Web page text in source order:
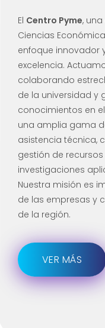
El Centro Pyme,
Ciencias
enfoque innovador
excelencia.
colaborando
de la universidad y
conocimientos en
una amplia gama
asistencia técnica,
gestión de
investigaciones
Nuestra misión es
de las empresas y
de la región.
VER MÁS